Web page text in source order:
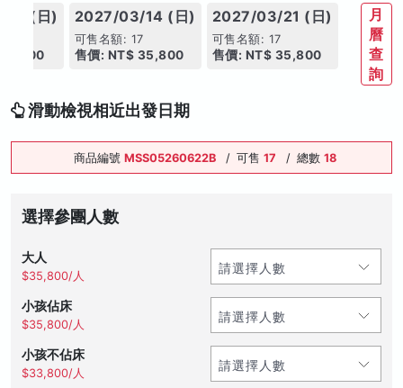
(日) 2027/03/14 (日)
可售名額: 17
售價: NT$ 35,800
2027/03/21 (日)
可售名額: 17
售價: NT$ 35,800
月
曆
查
詢
滑動檢視相近出發日期
商品編號 MSS05260622B / 可售 17 / 總數 18
選擇參團人數
大人
$35,800/人
小孩佔床
$35,800/人
小孩不佔床
$33,800/人